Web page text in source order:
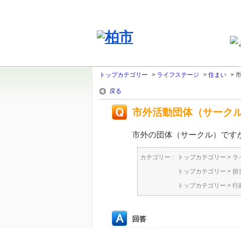
トップカテゴリー > ライフステージ > 住まい >
戻る
市外活動団体（サーク
市外の団体（サークル）です
カテゴリー : トップカテゴリー > ラ
トップカテゴリー > 担
トップカテゴリー > 行
回答